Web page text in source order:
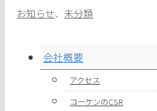
カ
お知らせ、 未分類
会社概要
アクセス
コーケンのCSR